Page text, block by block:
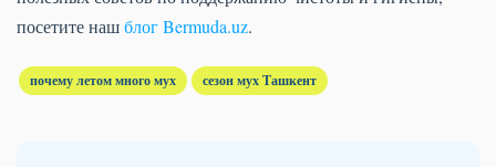
посетите нашблог Bermuda.uz.
почему летом много мух сезон мух Ташкент